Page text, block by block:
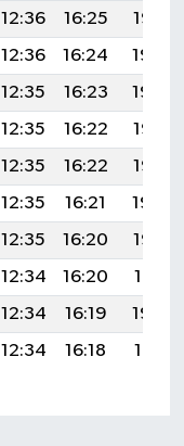
12:36 16:25
19:32
12:36 16:24
19:30
12:35 16:23
19:29
12:35 16:22
19:27
12:35 16:22
19:26
12:35 16:21
19:24
12:35 16:20
19:23
12:34 16:20
19:21
12:34 16:19
19:20
12:34 16:18 19:18